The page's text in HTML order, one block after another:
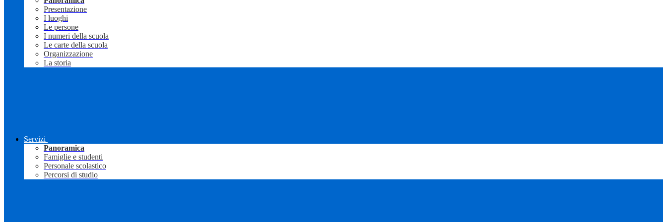
Presentazione
I luoghi
Le persone
I numeri della scuola
Le carte della scuola
Organizzazione
La storia
Servizi
Panoramica
Famiglie e studenti
Personale scolastico
Percorsi di studio